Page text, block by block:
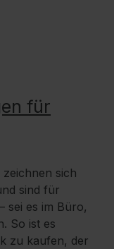
für
sich
sind für
sei es im Büro,
So ist es
zu kaufen, der